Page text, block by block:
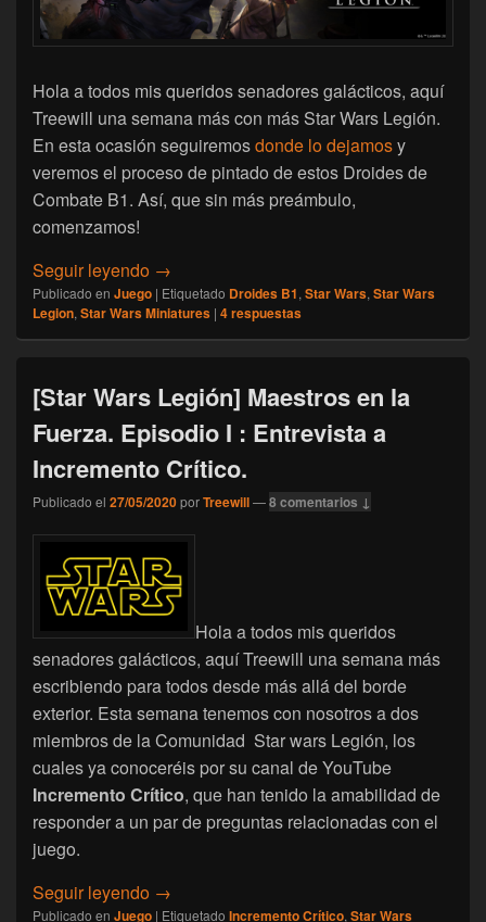
Hola a todos mis queridos senadores galácticos, aquí
Treewill una semana más con más Star Wars Legión.
En esta ocasión seguiremosdonde lo dejamosy
veremos el proceso de pintado de estos Droides de
Combate B1. Así, que sin más preámbulo,
comenzamos!
Seguir leyendo [Star Wars Legión] Una gran miniatura
→
Publicado en Juego | Etiquetado Droides B1, Star Wars, Star Wars
Legion, Star Wars Miniatures | 4respuestas
[Star Wars Legión] Maestros en la
Fuerza. Episodio I : Entrevista a
Incremento Crítico.
Publicado el 27/05/2020porTreewill—8 comentarios ↓
Hola a todos mis queridos
senadores galácticos, aquí Treewill una semana más
escribiendo para todos desde más allá del borde
exterior. Esta semana tenemos con nosotros a dos
miembros de la Comunidad Star wars Legión, los
cuales ya conoceréis por su canal de YouTube
Incremento Crítico, que han tenido la amabilidad de
responder a un par de preguntas relacionadas con el
juego.
Seguir leyendo [Star Wars Legión] Maestros en la
→
Publicado en Juego | Etiquetado Incremento Crítico, Star Wars